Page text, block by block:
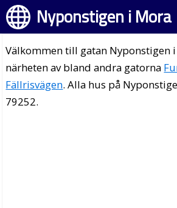
Nyponstigen i Mora
Välkommen till gatan Nyponstigen i
närheten av bland andra gatorna
Fällrisvägen. Alla hus på
79252.